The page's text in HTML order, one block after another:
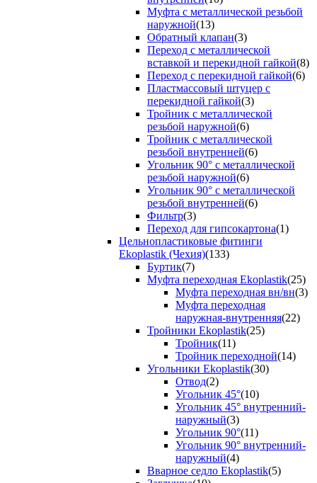
Муфта с металлической резьбой
наружной(13)
Обратный клапан(3)
Переход с металлической
вставкой и перекидной гайкой(8)
Переход с перекидной гайкой(6)
Пластмассовый штуцер с
перекидной гайкой(3)
Тройник с металлической
резьбой наружной(6)
Тройник с металлической
резьбой внутренней(6)
Угольник 90° с металлической
резьбой наружной(6)
Угольник 90° с металлической
резьбой внутренней(6)
Фильтр(3)
Переход для гипсокартона(1)
Цельнопластиковые фитинги
Ekoplastik (Чехия)(133)
Буртик(7)
Муфта переходная Ekoplastik(25)
Муфта переходная вн/вн(3)
Муфта переходная
наружная-внутренняя(22)
Тройники Ekoplastik(25)
Тройник(11)
Тройник переходной(14)
Угольники Ekoplastik(30)
Отвод(2)
Угольник 45°(10)
Угольник 45° внутренний-
наружный(3)
Угольник 90°(11)
Угольник 90° внутренний-
наружный(4)
Вварное седло Ekoplastik(5)